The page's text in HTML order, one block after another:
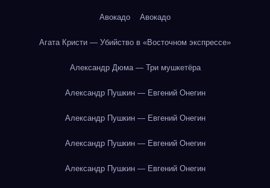
Авокадо Авокадо
Агата Кристи — Убийство в «Восточном экспрессе»
Александр Дюма — Три мушкетёра
Александр Пушкин — Евгений Онегин
Александр Пушкин — Евгений Онегин
Александр Пушкин — Евгений Онегин
Александр Пушкин — Евгений Онегин